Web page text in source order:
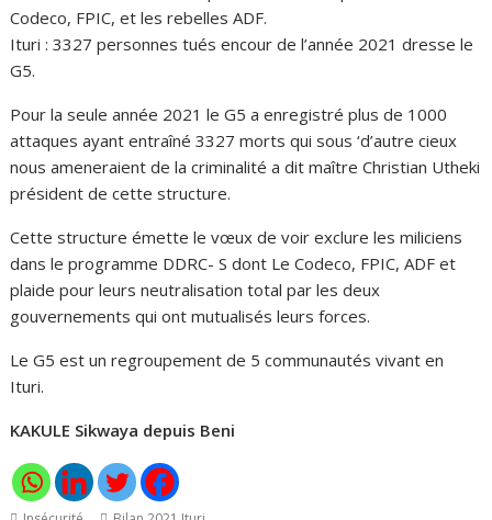
Codeco, FPIC, et les rebelles ADF.
Ituri : 3327 personnes tués encour de l’année 2021 dresse le
G5.
Pour la seule année 2021 le G5 a enregistré plus de 1000
attaques ayant entraîné 3327 morts qui sous ‘d’autre cieux
nous ameneraient de la criminalité a dit maître Christian Utheki
président de cette structure.
Cette structure émette le vœux de voir exclure les miliciens
dans le programme DDRC- S dont Le Codeco, FPIC, ADF et
plaide pour leurs neutralisation total par les deux
gouvernements qui ont mutualisés leurs forces.
Le G5 est un regroupement de 5 communautés vivant en
Ituri.
KAKULE Sikwaya depuis Beni